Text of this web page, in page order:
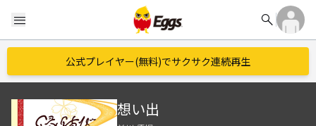
menu search
公式プレイヤー(無料)でサクサク連続再生
想い出